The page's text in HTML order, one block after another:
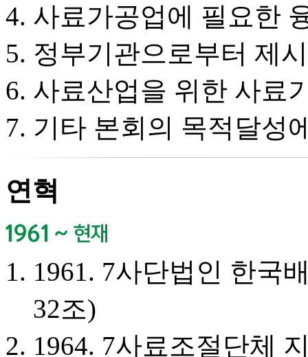
사료가공업에 필요한
정부기관으로부터 제
사료산업을 위한 사료
기타 본회의 목적달성
연혁
1961. 7사단법인 한국
32조)
1964. 7사료조절단체